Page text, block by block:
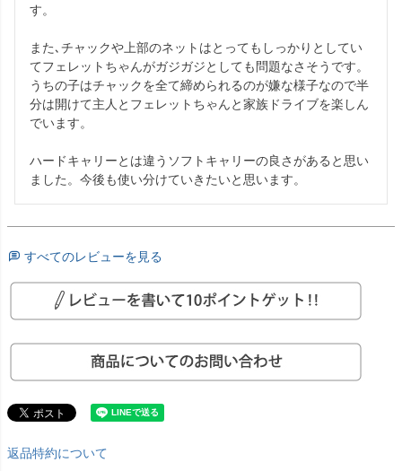
す。
また､チャックや上部のネットはとってもしっかりとしてい
てフェレットちゃんがガジガジとしても問題なさそうです。
うちの子はチャックを全て締められるのが嫌な様子なので半
分は開けて主人とフェレットちゃんと家族ドライブを楽しん
でいます。
ハードキャリーとは違うソフトキャリーの良さがあると思い
ました。今後も使い分けていきたいと思います。
すべてのレビューを見る
返品特約について